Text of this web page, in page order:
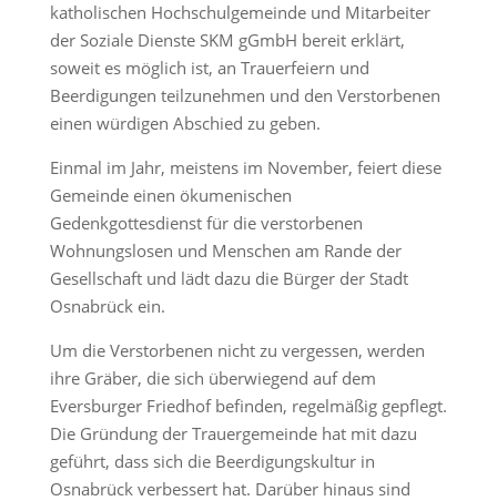
katholischen Hochschulgemeinde und Mitarbeiter
der Soziale Dienste SKM gGmbH bereit erklärt,
soweit es möglich ist, an Trauerfeiern und
Beerdigungen teilzunehmen und den Verstorbenen
einen würdigen Abschied zu geben.
Einmal im Jahr, meistens im November, feiert diese
Gemeinde einen ökumenischen
Gedenkgottesdienst für die verstorbenen
Wohnungslosen und Menschen am Rande der
Gesellschaft und lädt dazu die Bürger der Stadt
Osnabrück ein.
Um die Verstorbenen nicht zu vergessen, werden
ihre Gräber, die sich überwiegend auf dem
Eversburger Friedhof befinden, regelmäßig gepflegt.
Die Gründung der Trauergemeinde hat mit dazu
geführt, dass sich die Beerdigungskultur in
Osnabrück verbessert hat. Darüber hinaus sind